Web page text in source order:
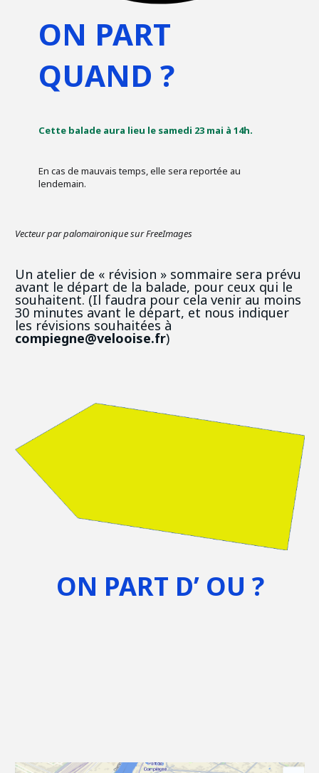
ON PART
QUAND ?
Cette balade aura lieu le samedi 23 mai à 14h.
En cas de mauvais temps, elle sera reportée au
lendemain.
Vecteur par palomaironique sur FreeImages
Un atelier de « révision » sommaire sera prévu
avant le départ de la balade, pour ceux qui le
souhaitent. (Il faudra pour cela venir au moins
30 minutes avant le départ, et nous indiquer
les révisions souhaitées à
compiegne@velooise.fr)
ON PART D’ OU ?